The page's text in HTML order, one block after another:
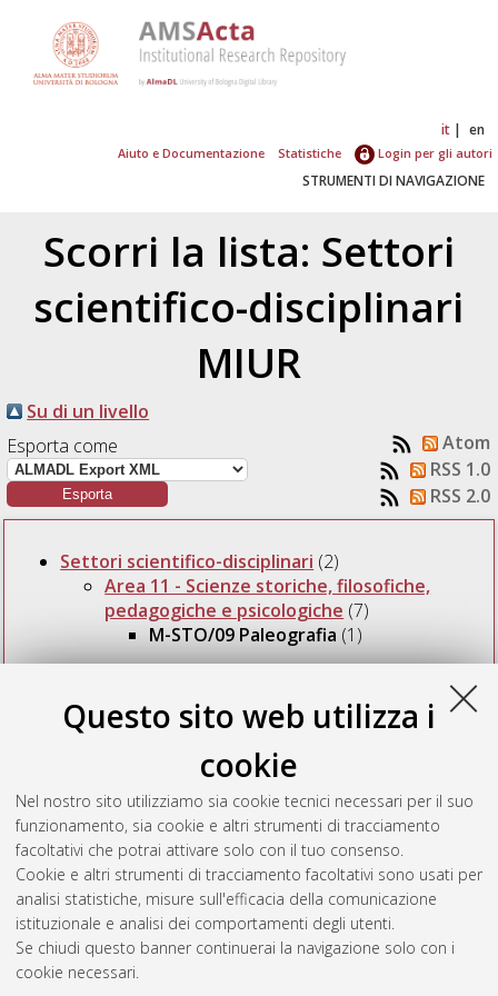
Questo sito web utilizza i
cookie
Nel nostro sito utilizziamo sia cookie tecnici necessari per il suo
funzionamento, sia cookie e altri strumenti di tracciamento
facoltativi che potrai attivare solo con il tuo consenso.
Cookie e altri strumenti di tracciamento facoltativi sono usati per
analisi statistiche, misure sull'efficacia della comunicazione
istituzionale e analisi dei comportamenti degli utenti.
Se chiudi questo banner continuerai la navigazione solo con i
cookie necessari.
it en
Aiuto e Documentazione Statistiche Login per gli autori
STRUMENTI DI NAVIGAZIONE
Scorri la lista: Settori
scientifico-disciplinari
MIUR
Su di un livello
Esporta come
Atom
RSS 1.0
RSS 2.0
Settori scientifico-disciplinari (2)
Area 11 - Scienze storiche, filosofiche,
pedagogiche e psicologiche (7)
M-STO/09 Paleografia (1)
Numero di documenti a questo livello: 1.
Laurencich Minelli, Laura;Domenici, Davide
Numhauser, Paulina;Zuidema, Tom R.
Bongiorno, Vito(2007)Per Bocca d'altri. Indios, gesuiti e
spagnoli in due documenti segreti sul Perů del XVII secolo.
cura di:Laurencich Minelli, Laura; Domenici, Davide
Bologna, Italia: CLUEB, DOI10.6092/unibo/amsacta/2350.
Questa lista e' stata generata ilSat Aug 8 20:31:47 2026
CEST